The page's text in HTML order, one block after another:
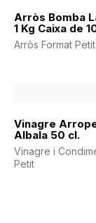
Arròs Bomba
1 Kg Caixa de
Arròs Format Petit
Vinagre
Albala 50 cl.
Vinagre i
Petit